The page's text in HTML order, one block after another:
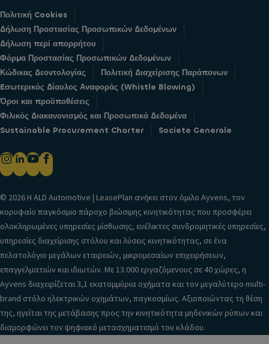
Πολιτική Cookies
Δήλωση Προστασίας Προσωπικών Δεδομένων
Δήλωση περί απορρήτου
Φόρμα Προστασίας Προσωπικών Δεδομένων
Κώδικας Δεοντολογίας
Πολιτική Διαχείρισης Παράπονων
Eσωτερικός Δίαυλος Αναφοράς (Whistle Blowing)
Όροι και προϋποθέσεις
Φιλικός Διακανονισμός και Προσωπικά Δεδομένα
Sustainable Procurement Charter
Societe Generale
© 2026 H ALD Automotive | LeasePlan ανήκει στον όμιλο Ayvens, τον
κορυφαίο παγκόσμιο πάροχο βιώσιμης κινητικότητας που προσφέρει
ολοκληρωμένες υπηρεσίες μίσθωσης, ευέλικτες συνδρομητικές υπηρεσίες,
υπηρεσίες διαχείρισης στόλου και λύσεις κινητικότητας, σε ένα
πελατολόγιο μεγάλων εταιρειών, μικρομεσαίων επιχειρήσεων,
επαγγελματιών και ιδιωτών. Με 13.000 εργαζόμενους σε 40 χώρες, η
Ayvens διαχειρίζεται 3,1 εκατομμύρια οχήματα και τον μεγαλύτερο multi-
brand στόλο ηλεκτρικών οχημάτων, παγκοσμίως. Αξιοποιώντας τη θέση
της, ηγείται της μετάβασης προς την κινητικότητα μηδενικών ρύπων και
διαμορφώνει τον ψηφιακό μετασχηματισμό του κλάδου.